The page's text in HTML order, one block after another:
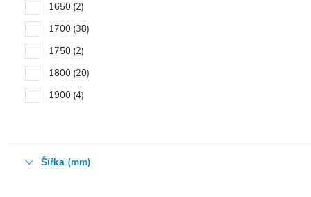
1650 2
1700 38
1750 2
1800 20
1900 4
Šířka (mm)